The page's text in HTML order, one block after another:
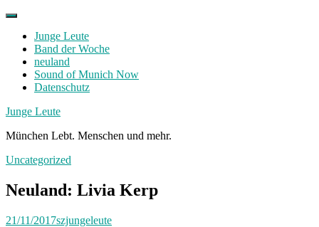
Skip
contentJunge Leute
Band der Woche
neuland
Sound of Munich Now
Datenschutz
Facebook
Twitter
Instagram
Junge Leute
München Lebt. Menschen und mehr.
Uncategorized
Neuland: Livia Kerp
21/11/2017szjungeleute